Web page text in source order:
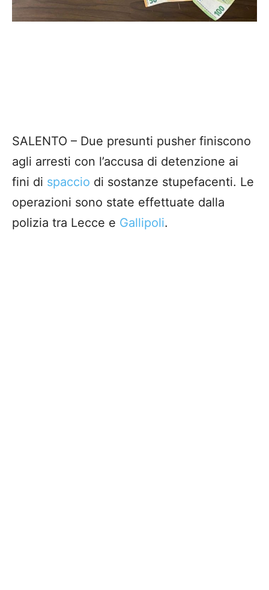
SALENTO – Due presunti pusher finiscono
agli arresti con l’accusa di detenzione ai
fini di spaccio di sostanze stupefacenti. Le
operazioni sono state effettuate dalla
polizia tra Lecce e Gallipoli.